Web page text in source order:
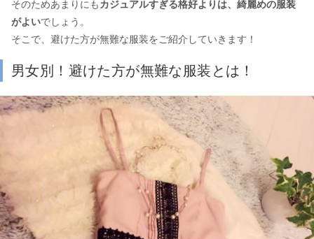
そのためあまりにもカジュアルすぎる格好よりは、綺麗めの服装
がよいでしょう。
そこで、避けた方が無難な服装をご紹介していきます！
男女別！避けた方が無難な服装とは！